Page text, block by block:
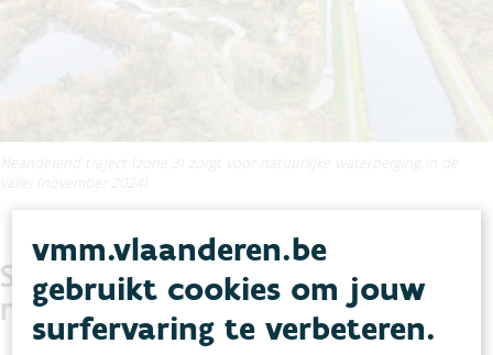
Schijngetij zorgt voor natte
natuur
vmm.vlaanderen.be
gebruikt cookies om jouw
surfervaring te verbeteren.